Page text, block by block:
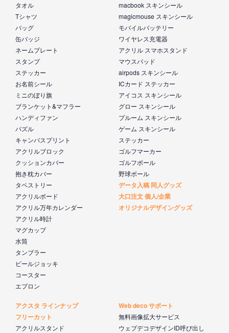
タオル
Tシャツ
バッグ
缶バッジ
ネームプレート
スタンプ
ステッカー
お名前シール
ミニのぼり旗
ブランケット&マフラー
ハンディファン
パズル
キャンバスプリント
アクリルブロック
クッションカバー
抱き枕カバー
タペストリー
アクリルボード
アクリル万年カレンダー
アクリル時計
マグカップ
水筒
タンブラー
ビールジョッキ
コースター
エプロン
macbook スキンシール
magicmouse スキンシール
モバイルバッテリー
ワイヤレス充電器
アクリル スマホスタンド
マウスパッド
airpods スキンシール
ICカード ステッカー
アイコス スキンシール
グロー スキンシール
プルーム スキンシール
ゲーム スキンシール
ステッカー
ゴルフマーカー
ゴルフボール
野球ボール
データ入稿 同人グッズ
大口注文 個人/企業
オリジナルデザイングッズ
アクスタ ラインナップ
フリーカット
アクリルスタンド
Web deco サポート
無料画像拡大サービス
ウェブデコデザインID呼び出し